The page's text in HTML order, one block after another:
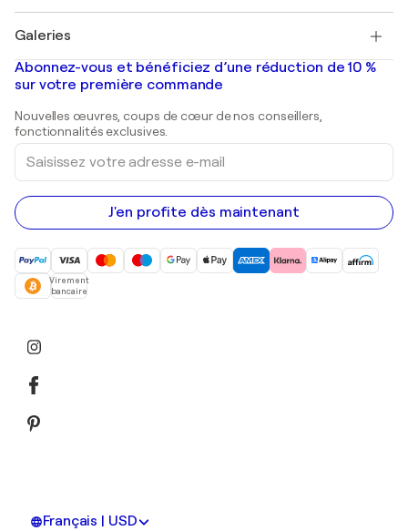
Banksy
Mr. Brainwash
Shepard Fairey
Tableaux abstraits à vendre
Peintures de paysage
Estampes
Peintures acryliques
Galeries
Galeries d'art en France
Galeries d'art en Belgique
Abonnez-vous et bénéficiez d’une réduction de 10 %
sur votre première commande
Nouvelles œuvres, coups de cœur de nos conseillers,
fonctionnalités exclusives.
Saisissez
votre
adresse
e-
mail
J'en profite dès maintenant
Virement
bancaire
Français | USD